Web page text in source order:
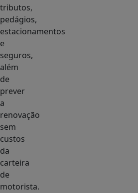
tributos,
pedágios,
estacionamentos
e
seguros,
além
de
prever
a
renovação
sem
custos
da
carteira
de
motorista.